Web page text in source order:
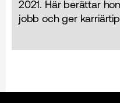
2021. Här berättar
jobb och ger